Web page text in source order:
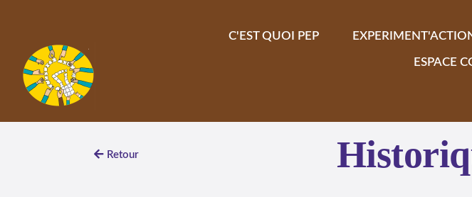
C'EST QUOI PEP
ESPACE
Retour